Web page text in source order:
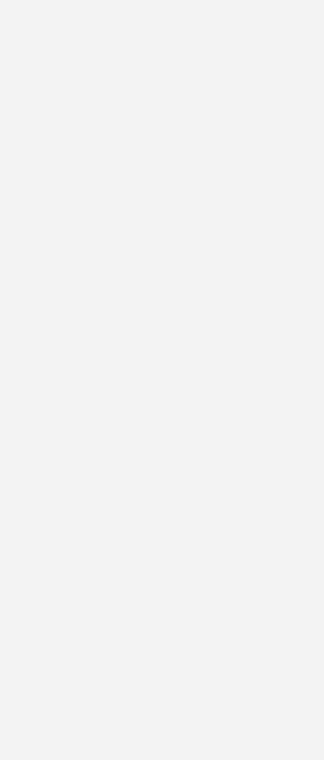
DAS digitale
im Oktober kommt die
Lüftungs- und Wärmepumpenbranche